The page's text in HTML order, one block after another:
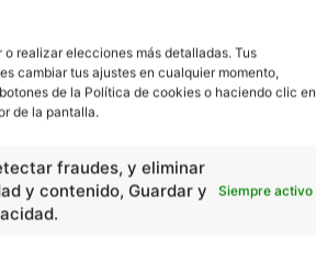
realizar elecciones más detalladas. Tus
cambiar tus ajustes en cualquier momento,
de la Política de cookies o haciendo clic en
de la pantalla.
fraudes, y eliminar
y contenido, Guardar y
Siempre activo